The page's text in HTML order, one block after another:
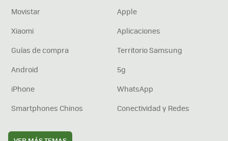
Movistar
Apple
Xiaomi
Aplicaciones
Guías de compra
Territorio Samsung
Android
5g
iPhone
WhatsApp
Smartphones Chinos
Conectividad y Redes